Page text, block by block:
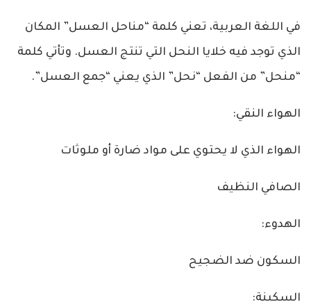
في اللغة العربية، تعني كلمة “مناحل العسل” المكان
الذي توجد فيه خلايا النحل التي تنتج العسل. وتأتي كلمة
“منحل” من الفعل “نحل” الذي يعني “جمع العسل”.
الهواء النقي:
الهواء الذي لا يحتوي على مواد ضارة أو ملوثات
الصافي النظيف
الهدوء:
السكون ضد الضجيح
السكينة: